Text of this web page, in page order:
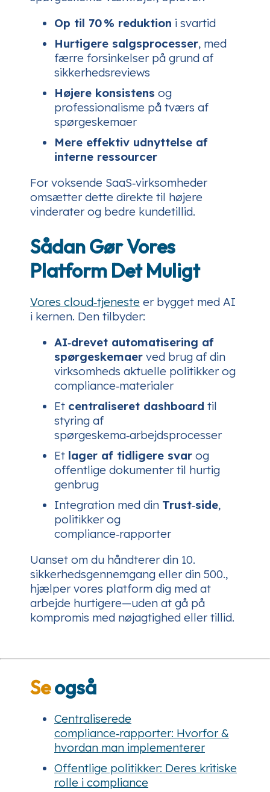
Op til 70 % reduktion i svartid
Hurtigere salgsprocesser, med
færre forsinkelser på grund af
sikkerhedsreviews
Højere konsistens og
professionalisme på tværs af
spørgeskemaer
Mere effektiv udnyttelse af
interne ressourcer
For voksende SaaS‑virksomheder
omsætter dette direkte til højere
vinderater og bedre kundetillid.
Sådan Gør Vores
Platform Det Muligt
Vores cloud‑tjeneste er bygget med AI
i kernen. Den tilbyder:
AI‑drevet automatisering af
spørgeskemaer ved brug af din
virksomheds aktuelle politikker og
compliance‑materialer
Et centraliseret dashboard til
styring af
spørgeskema‑arbejdsprocesser
Et lager af tidligere svar og
offentlige dokumenter til hurtig
genbrug
Integration med din Trust‑side,
politikker og
compliance‑rapporter
Uanset om du håndterer din 10.
sikkerhedsgennemgang eller din 500.,
hjælper vores platform dig med at
arbejde hurtigere—uden at gå på
kompromis med nøjagtighed eller tillid.
Seogså
Centraliserede
compliance‑rapporter: Hvorfor &
hvordan man implementerer
Offentlige politikker: Deres kritiske
rolle i compliance